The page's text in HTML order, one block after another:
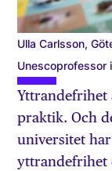
Ulla Carlsson,
Unescoprofessor
Yttrandefrihet
praktik. Och
universitet
yttrandefrihet